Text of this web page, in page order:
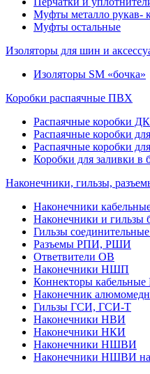
Муфты металло рукав-
Муфты остальные
Изоляторы для шин и
Изоляторы SM «бочка»
Коробки распаячные ПВХ
Распаячные коробки
Распаячные коробки
Распаячные коробки
Коробки для заливки в
Наконечники, гильзы,
Наконечники
Наконечники и
Гильзы
Разъемы РПИ, РШИ
Ответвители ОВ
Наконечники НШП
Коннекторы кабельные
Наконечник
Гильзы ГСИ, ГСИ-Т
Наконечники НВИ
Наконечники НКИ
Наконечники НШВИ
Наконечники НШВИ на